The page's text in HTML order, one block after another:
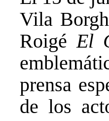
Vila
RoigéEl
prensa
de los